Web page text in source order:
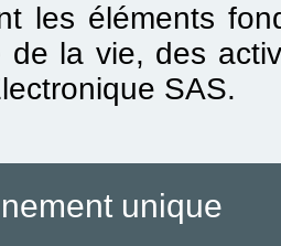
les éléments
de la vie, des
SAS.
unique